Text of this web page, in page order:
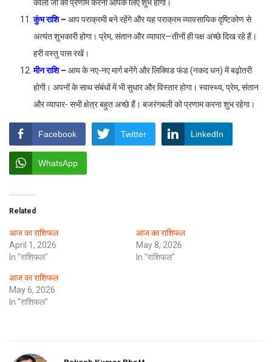
काली जी को प्रणाम करना आपके लिए शुभ होगा।
कुंभ राशि – आप पराक्रमी बने रहेंगे और यह पराक्रम व्यावसायिक दृष्टिकोण से
अत्यंत शुभकारी होगा। प्रेम, संतान और व्यापार—तीनों ही पक्ष अच्छे दिख रहे हैं।
हरी वस्तु पास रखें।
मीन राशि – आय के नए-नए मार्ग बनेंगे और लिक्विड फंड (नकद धन) में बढ़ोतरी
होगी। अपनों के साथ संबंधों में भी सुधार और विस्तार होगा। स्वास्थ्य, प्रेम, संतान
और व्यापार- सभी क्षेत्र बहुत अच्छे हैं। बजरंगबली को प्रणाम करना शुभ रहेगा।
Facebook Twitter LinkedIn
WhatsApp
Related
आज का राशिफल
April 1, 2026
In "राशिफल"
आज का राशिफल
May 8, 2026
In "राशिफल"
आज का राशिफल
May 6, 2026
In "राशिफल"